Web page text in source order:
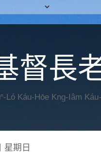
督長
Ló Káu-Hōe Kng-Iâm
星期日